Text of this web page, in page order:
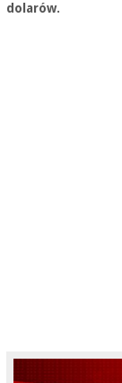
dolarów.